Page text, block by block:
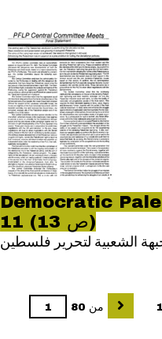
Democratic
11 (ص 13)
الشعبية لتحرير فلسطين
من 80